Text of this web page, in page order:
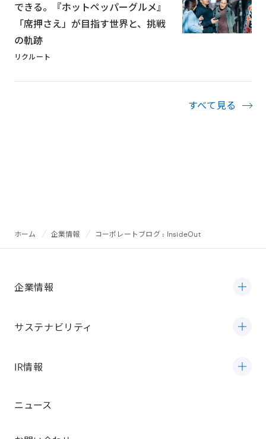
できる。『ホットペッパーグルメ』
「席押さえ」が目指す世界と、挑戦
の軌跡
リクルート
すべて見る
ホーム 企業情報 コーポレートブログ : InsideOut
企業情報
サステナビリティ
IR情報
ニュース